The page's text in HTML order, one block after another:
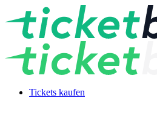
Tickets kaufen